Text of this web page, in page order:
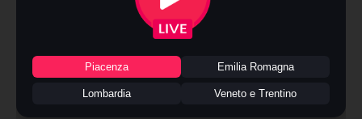
Piacenza Emilia Romagna
Lombardia Veneto e Trentino